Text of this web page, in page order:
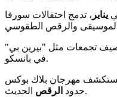
يناير ، تدمج احتفالات سورفا
تجمعات مثل "بيرين بي"
في بانسكو.
يستكشف مهرجان بلاك بوكس
حدود الرقص الحديث.